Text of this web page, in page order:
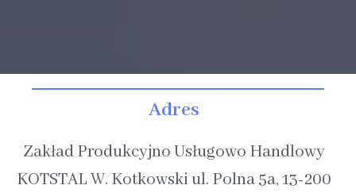
Adres
Zakład Produkcyjno Usługowo Handlowy
KOTSTAL W. Kotkowski ul. Polna 5a, 13-200